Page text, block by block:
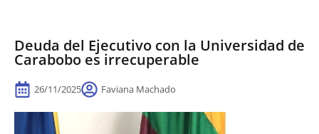
‎Deuda del Ejecutivo con la Universidad de
Carabobo es irrecuperable
26/11/2025 Faviana Machado